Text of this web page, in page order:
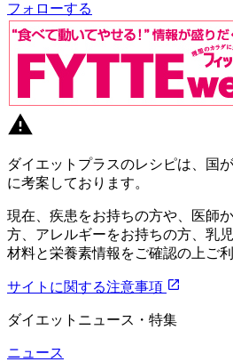
フォローする
ダイエットプラスのレシピは、国
に考案しております。
現在、疾患をお持ちの方や、医師
方、アレルギーをお持ちの方、乳
材料と栄養素情報をご確認の上ご利
サイトに関する注意事項
ダイエットニュース・特集
ニュース